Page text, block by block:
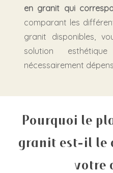
en granit qui
comparant les
granit disponibles,
solution
nécessairement
Pourquoi le
granit est-il le
votre